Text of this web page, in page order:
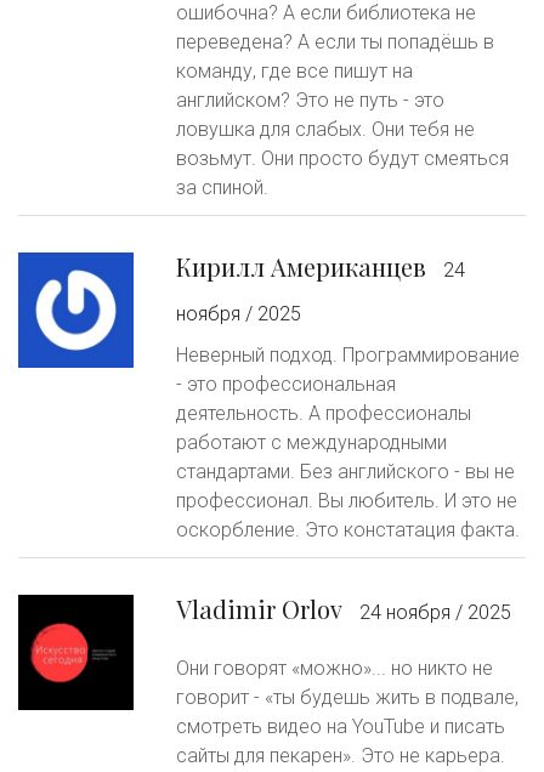
ошибочна? А если библиотека не
переведена? А если ты попадёшь в
команду, где все пишут на
английском? Это не путь - это
ловушка для слабых. Они тебя не
возьмут. Они просто будут смеяться
за спиной.
Кирилл Американцев
24
ноября / 2025
Неверный подход. Программирование
- это профессиональная
деятельность. А профессионалы
работают с международными
стандартами. Без английского - вы не
профессионал. Вы любитель. И это не
оскорбление. Это констатация факта.
Vladimir Orlov 24 ноября / 2025
Они говорят «можно»... но никто не
говорит - «ты будешь жить в подвале,
смотреть видео на YouTube и писать
сайты для пекарен». Это не карьера.